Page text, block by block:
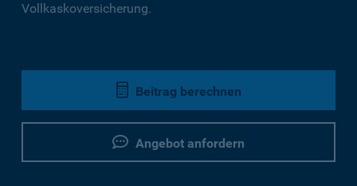
Vollkaskoversicherung.
Beitrag berechnen
Angebot anfordern